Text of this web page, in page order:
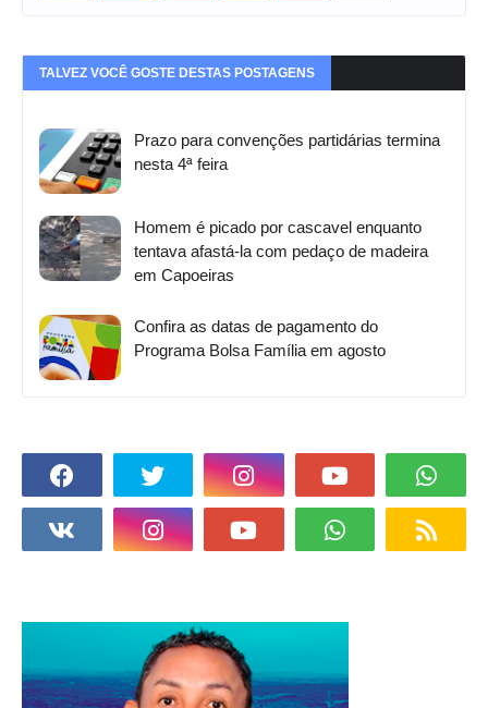
TALVEZ VOCÊ GOSTE DESTAS POSTAGENS
Prazo para convenções partidárias termina
nesta 4ª feira
Homem é picado por cascavel enquanto
tentava afastá-la com pedaço de madeira
em Capoeiras
Confira as datas de pagamento do
Programa Bolsa Família em agosto